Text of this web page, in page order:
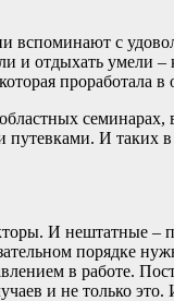
вспоминают с
и отдыхать умели –
проработала в
И таких
И нештатные –
порядке
в работе.
и не только